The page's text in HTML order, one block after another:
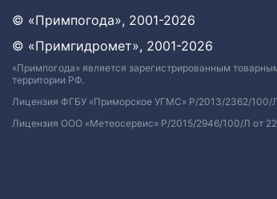
© «Примпогода», 2001-2026
© «Примгидромет», 2001-2026
«Примпогода» является зарегистрированным
территории РФ.
Лицензия ФГБУ «Приморское УГМС» Р/2013/2362/100/
Лицензия ООО «Метеосервис» Р/2015/2946/100/Л от